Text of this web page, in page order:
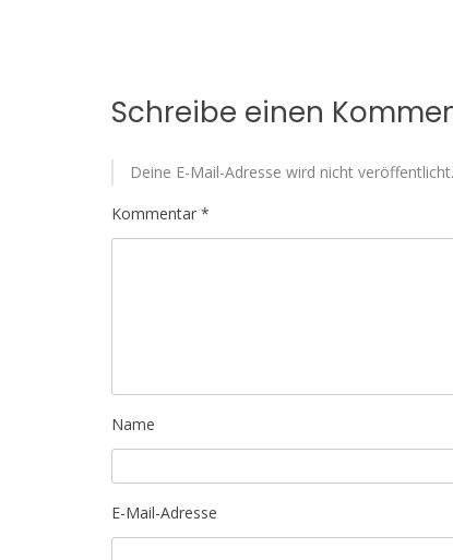
Schreibe einen
Deine E-Mail-Adresse wird nicht veröffentlicht.
Kommentar *
Name
E-Mail-Adresse